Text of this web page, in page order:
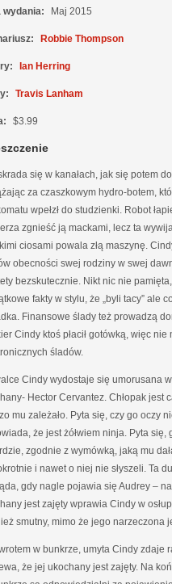
wydania: Maj 2015
Robbie Thompson
Ian Herring
Travis Lanham
$3.99
się w kanałach, jak się potem
za czaszkowym hydro-botem,
wpełzł do studzienki. Robot
zgnieść ją mackami, lecz ta
ciosami powala złą maszynę.
obecności swej rodziny w swej
bezskutecznie. Nikt nic nie
fakty w stylu, że „byli tacy” ale
Finansowe ślady też prowadzą
Cindy ktoś płacił gotówką, więc nie
śladów.
Cindy wydostaje się umorusana
Hector Cervantez. Chłopak jest
mu zależało. Pyta się, czy go oczy
że jest żółwiem ninja. Pyta się,
zgodnie z wymówką, jaką mu
i nawet o niej nie słyszeli. Ta
gdy nagle pojawia się Audrey –
jest zajęty wprawia Cindy w
smutny, mimo że jego narzeczona
w bunkrze, umyta Cindy zdaje
że jej ukochany jest zajęty. Na